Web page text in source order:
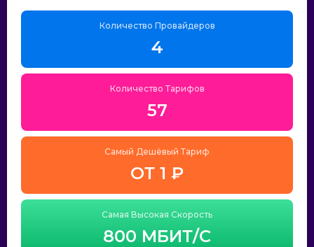
Количество Провайдеров
4
Количество Тарифов
57
Самый Дешёвый Тариф
ОТ 1 ₽
Самая Высокая Скорость
800 МБИТ/С